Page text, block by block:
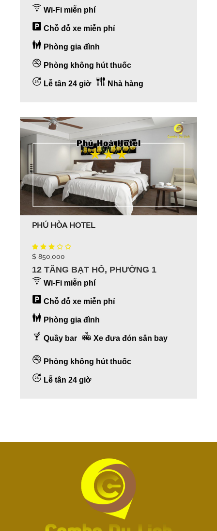
Wi-Fi miễn phí
Chỗ đỗ xe miễn phí
Phòng gia đình
Phòng không hút thuốc
Lễ tân 24 giờ Nhà hàng
PHÚ HÒA HOTEL
$ 850,000
12 TĂNG BẠT HỔ, PHƯỜNG 1
Wi-Fi miễn phí
Chỗ đỗ xe miễn phí
Phòng gia đình
Xe đưa đón sân bay
Quầy bar
Phòng không hút thuốc
Lễ tân 24 giờ